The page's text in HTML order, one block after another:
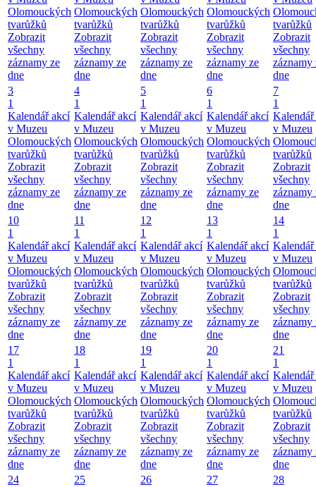
Olomouckých
tvarůžků
Zobrazit
všechny
záznamy ze
dne
Olomouckých
tvarůžků
Zobrazit
všechny
záznamy ze
dne
Olomouckých
tvarůžků
Zobrazit
všechny
záznamy ze
dne
Olomouckých
tvarůžků
Zobrazit
všechny
záznamy ze
dne
tvarůžků
Zobrazit
všechny
záznamy
dne
3
1
Kalendář akcí
v Muzeu
Olomouckých
tvarůžků
Zobrazit
všechny
záznamy ze
dne
4
1
Kalendář akcí
v Muzeu
Olomouckých
tvarůžků
Zobrazit
všechny
záznamy ze
dne
5
1
Kalendář akcí
v Muzeu
Olomouckých
tvarůžků
Zobrazit
všechny
záznamy ze
dne
6
1
Kalendář akcí
v Muzeu
Olomouckých
tvarůžků
Zobrazit
všechny
záznamy ze
dne
7
1
v Muzeu
tvarůžků
Zobrazit
všechny
záznamy
dne
10
1
Kalendář akcí
v Muzeu
Olomouckých
tvarůžků
Zobrazit
všechny
záznamy ze
dne
11
1
Kalendář akcí
v Muzeu
Olomouckých
tvarůžků
Zobrazit
všechny
záznamy ze
dne
12
1
Kalendář akcí
v Muzeu
Olomouckých
tvarůžků
Zobrazit
všechny
záznamy ze
dne
13
1
Kalendář akcí
v Muzeu
Olomouckých
tvarůžků
Zobrazit
všechny
záznamy ze
dne
14
1
v Muzeu
tvarůžků
Zobrazit
všechny
záznamy
dne
17
1
Kalendář akcí
v Muzeu
Olomouckých
tvarůžků
Zobrazit
všechny
záznamy ze
dne
18
1
Kalendář akcí
v Muzeu
Olomouckých
tvarůžků
Zobrazit
všechny
záznamy ze
dne
19
1
Kalendář akcí
v Muzeu
Olomouckých
tvarůžků
Zobrazit
všechny
záznamy ze
dne
20
1
Kalendář akcí
v Muzeu
Olomouckých
tvarůžků
Zobrazit
všechny
záznamy ze
dne
21
1
v Muzeu
tvarůžků
Zobrazit
všechny
záznamy
dne
24
25
26
27
28